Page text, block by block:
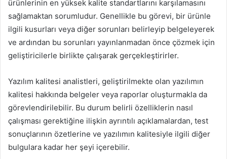
ürünlerinin en yüksek kalite standartlarını karşılamasını
sağlamaktan sorumludur. Genellikle bu görevi, bir ürünle
ilgili kusurları veya diğer sorunları belirleyip belgeleyerek
ve ardından bu sorunları yayınlanmadan önce çözmek için
geliştiricilerle birlikte çalışarak gerçekleştirirler.
Yazılım kalitesi analistleri, geliştirilmekte olan yazılımın
kalitesi hakkında belgeler veya raporlar oluşturmakla da
görevlendirilebilir. Bu durum belirli özelliklerin nasıl
çalışması gerektiğine ilişkin ayrıntılı açıklamalardan, test
sonuçlarının özetlerine ve yazılımın kalitesiyle ilgili diğer
bulgulara kadar her şeyi içerebilir.